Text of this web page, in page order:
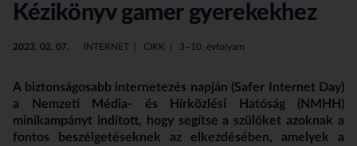
Kézikönyv gamer gyerekekhez
2023. 02. 07. INTERNET CIKK 3–10. évfolyam
A biztonságosabb internetezés napján (Safer Internet Day)
a Nemzeti Média- és Hírközlési Hatóság (NMHH)
minikampányt indított, hogy segítse a szülőket azoknak a
fontos beszélgetéseknek az elkezdésében, amelyek a